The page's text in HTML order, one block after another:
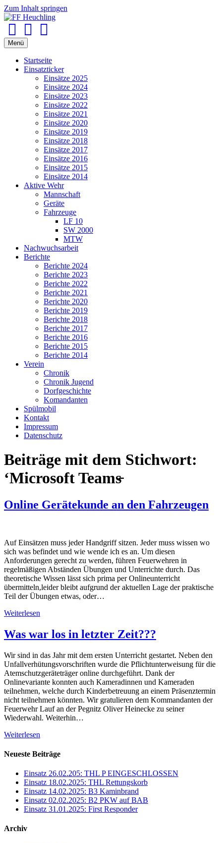
Zum Inhalt springen
Menü
Startseite
Einsatzticker
Einsätze 2025
Einsätze 2024
Einsätze 2023
Einsätze 2022
Einsätze 2021
Einsätze 2020
Einsätze 2019
Einsätze 2018
Einsätze 2017
Einsätze 2016
Einsätze 2015
Einsätze 2014
Aktive Wehr
Mannschaft
Geräte
Fahrzeuge
LF 10
SW 2000
MTW
Nachwuchsarbeit
Berichte
Berichte 2024
Berichte 2023
Berichte 2022
Berichte 2021
Berichte 2020
Berichte 2019
Berichte 2018
Berichte 2017
Berichte 2016
Berichte 2015
Berichte 2014
Verein
Chronik
Chronik Jugend
Dorfgeschichte
Komandanten
Spülmobil
Kontakt
Impressum
Datenschutz
Beiträge mit dem Stichwort:
‘Microsoft Teams̵
Online Gerätekunde an den Fahrzeugen
Auf Einsätzen muss jeder Handgriff sitzen. Jeder muss wissen wo
sich was befindet und wie wende ich es an. Um diesen
Anforderungen gerecht zu werden, führen Feuerwehren in
regelmäßigen Abständen Übungen und Unterrichte durch. Das
theoretische Wissen lässt sich prima per Onlineunterricht
übermitteln,leider bleibt aufgrund der aktuellen Lage der praktische
Teil der Übungen etwas, oder…
Weiterlesen
Was war los in letzter Zeit???
Wir sind in das Jahr mit dem ersten Unterricht gestartet. Neben den
Unfallverhütungsvorschriften wurde die Pflichtunterweisung für die
Atemschutzgeräteträger online durchgeführt. Dank der
Onlinevariante konnten auch Kameradinnen und Kameraden
teilnehmen, welche durch Kinderbetreuung an einem Präsenztermin
nicht teilnehmen könnten. Wir gratulieren dem Kommandanten der
Feuerwehr Lauf an der Pegnitz Oliver Heinecke zu seiner
Wiederwahl. Weiterhin…
Weiterlesen
Neueste Beiträge
Einsatz 26.02.205: THL P EINGESCHLOSSEN
Einsatz 18.02.2025: THL Rettungskorb
Einsatz 14.02.2025: B3 Kaminbrand
Einsatz 02.02.2025: B2 PKW auf BAB
Einsatz 31.01.2025: First Responder
Archiv